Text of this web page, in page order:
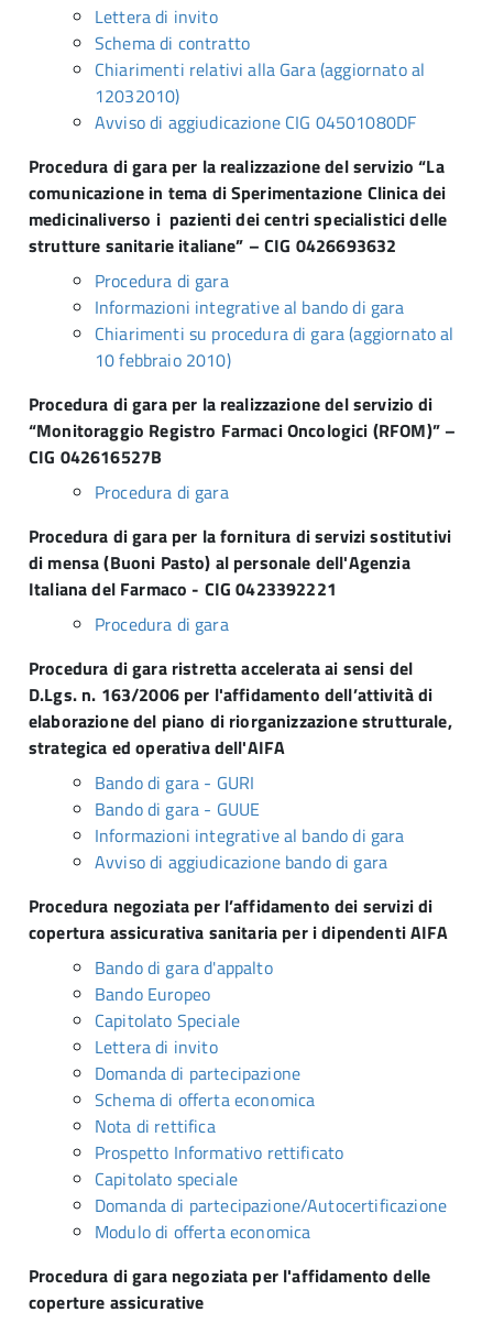
Lettera di invito
Schema di contratto
Chiarimenti relativi alla Gara (aggiornato al
12032010)
Avviso di aggiudicazione CIG 04501080DF
Procedura di gara per la realizzazione del servizio “La
comunicazione in tema di Sperimentazione Clinica dei
medicinaliverso i pazienti dei centri specialistici delle
strutture sanitarie italiane” – CIG 0426693632
Procedura di gara
Informazioni integrative al bando di gara
Chiarimenti su procedura di gara (aggiornato al
10 febbraio 2010)
Procedura di gara per la realizzazione del servizio di
“Monitoraggio Registro Farmaci Oncologici (RFOM)” –
CIG 042616527B
Procedura di gara
Procedura di gara per la fornitura di servizi sostitutivi
di mensa (Buoni Pasto) al personale dell'Agenzia
Italiana del Farmaco - CIG 0423392221
Procedura di gara
Procedura di gara ristretta accelerata ai sensi del
D.Lgs. n. 163/2006 per l'affidamento dell’attività di
elaborazione del piano di riorganizzazione strutturale,
strategica ed operativa dell'AIFA
Bando di gara - GURI
Bando di gara - GUUE
Informazioni integrative al bando di gara
Avviso di aggiudicazione bando di gara
Procedura negoziata per l’affidamento dei servizi di
copertura assicurativa sanitaria per i dipendenti AIFA
Bando di gara d'appalto
Bando Europeo
Capitolato Speciale
Lettera di invito
Domanda di partecipazione
Schema di offerta economica
Nota di rettifica
Prospetto Informativo rettificato
Capitolato speciale
Domanda di partecipazione/Autocertificazione
Modulo di offerta economica
Procedura di gara negoziata per l'affidamento delle
coperture assicurative